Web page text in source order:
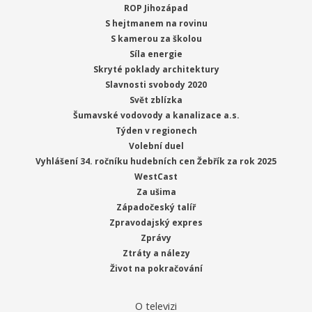
ROP Jihozápad
S hejtmanem na rovinu
S kamerou za školou
Síla energie
Skryté poklady architektury
Slavnosti svobody 2020
Svět zblízka
Šumavské vodovody a kanalizace a.s.
Týden v regionech
Volební duel
Vyhlášení 34. ročníku hudebních cen Žebřík za rok 2025
WestCast
Za ušima
Západočeský talíř
Zpravodajský expres
Zprávy
Ztráty a nálezy
Život na pokračování
O televizi